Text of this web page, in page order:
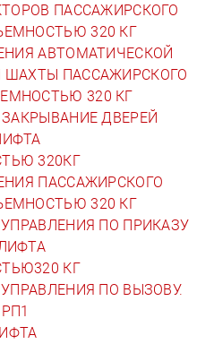
ПАССАЖИРСКОГО
320 КГ
АВТОМАТИЧЕСКОЙ
ПАССАЖИРСКОГО
320 КГ
ДВЕРЕЙ
320КГ
ПАССАЖИРСКОГО
320 КГ
ПО ПРИКАЗУ
КГ
ПО ВЫЗОВУ.